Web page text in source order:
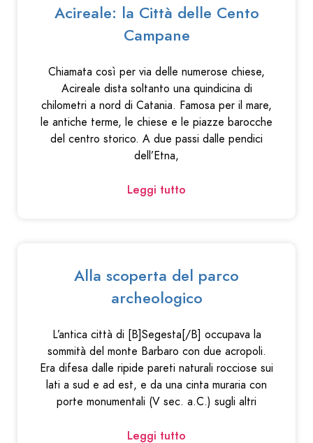
Acireale: la Città delle Cento
Campane
Chiamata così per via delle numerose chiese,
Acireale dista soltanto una quindicina di
chilometri a nord di Catania. Famosa per il mare,
le antiche terme, le chiese e le piazze barocche
del centro storico. A due passi dalle pendici
dell’Etna,
Leggi tutto
Alla scoperta del parco
archeologico
L’antica città di [B]Segesta[/B] occupava la
sommità del monte Barbaro con due acropoli.
Era difesa dalle ripide pareti naturali rocciose sui
lati a sud e ad est, e da una cinta muraria con
porte monumentali (V sec. a.C.) sugli altri
Leggi tutto